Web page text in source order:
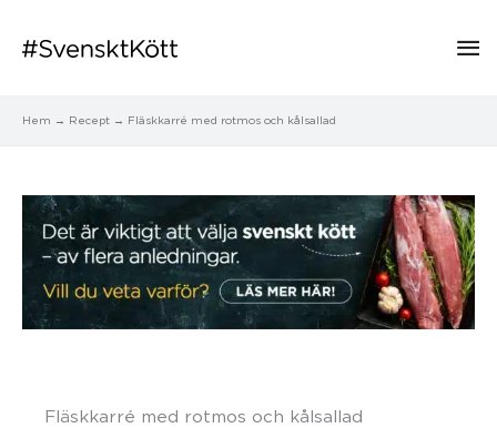
Hem Recept Fläskkarré med rotmos och kålsallad
Fläskkarré med rotmos och kålsallad